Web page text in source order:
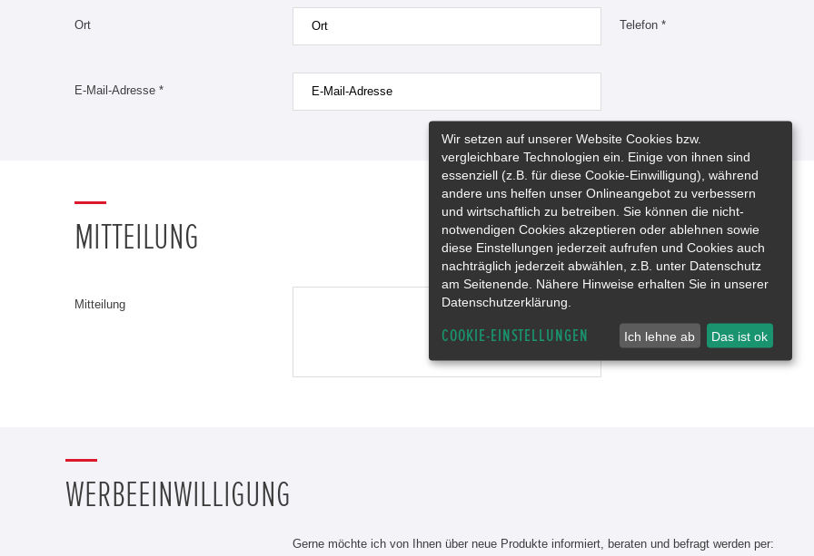
Ort Telefon *
E-Mail-Adresse *
MITTEILUNG
Mitteilung
WERBEEINWILLIGUNG
Gerne möchte ich von Ihnen über neue Produkte informiert, beraten und befragt werden per:
Wir setzen auf unserer Website Cookies bzw.
vergleichbare Technologien ein. Einige von ihnen sind
essenziell (z.B. für diese Cookie-Einwilligung), während
andere uns helfen unser Onlineangebot zu verbessern
und wirtschaftlich zu betreiben. Sie können die nicht-
notwendigen Cookies akzeptieren oder ablehnen sowie
diese Einstellungen jederzeit aufrufen und Cookies auch
nachträglich jederzeit abwählen, z.B. unter Datenschutz
am Seitenende. Nähere Hinweise erhalten Sie in unserer
Datenschutzerklärung.
COOKIE-EINSTELLUNGEN Ich lehne ab Das ist ok